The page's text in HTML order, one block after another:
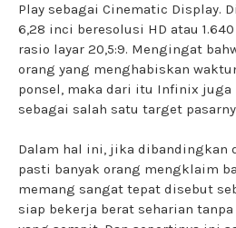
Play sebagai Cinematic Display.
6,28 inci beresolusi HD atau
rasio layar 20,5:9. Mengingat
orang yang menghabiskan
ponsel, maka dari itu Infinix
sebagai salah satu target
Dalam hal ini, jika dibandingkan
pasti banyak orang mengklaim
memang sangat tepat disebut
siap bekerja berat seharian